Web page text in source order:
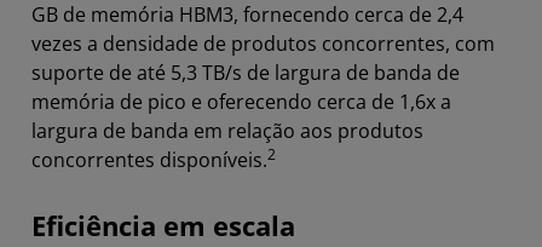
GB de memória HBM3, fornecendo cerca de 2,4
vezes a densidade de produtos concorrentes, com
suporte de até 5,3 TB/s de largura de banda de
memória de pico e oferecendo cerca de 1,6x a
largura de banda em relação aos produtos
concorrentes disponíveis.2
Eficiência em escala